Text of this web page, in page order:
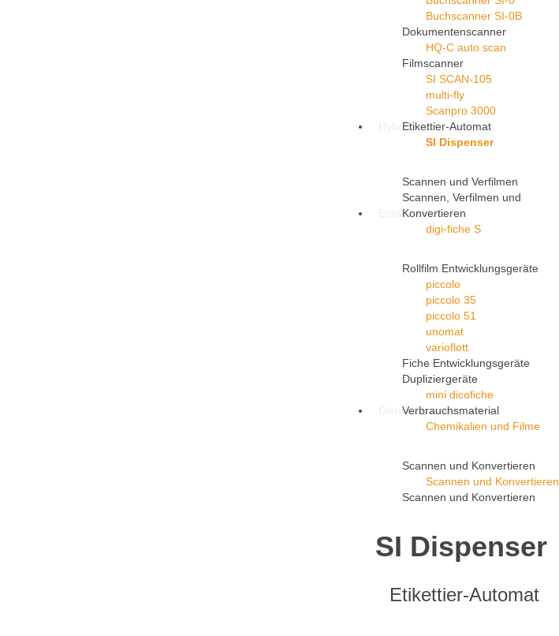
Buchscanner SI-0B
Dokumentenscanner
HQ-C auto scan
Filmscanner
SI SCAN-105
multi-fly
Scanpro 3000
Etikettier-Automat
SI Dispenser
Hybrid
Scannen und Verfilmen
Scannen, Verfilmen und
Konvertieren
digi-fiche S
Entwickeln
Rollfilm Entwicklungsgeräte
piccolo
piccolo 35
piccolo 51
unomat
varioflott
Fiche Entwicklungsgeräte
Dupliziergeräte
mini dicofiche
Verbrauchsmaterial
Chemikalien und Filme
Dienstleistungen
Scannen und Konvertieren
Scannen und Konvertieren
Scannen und Konvertieren
SI Dispenser
Etikettier-Automat